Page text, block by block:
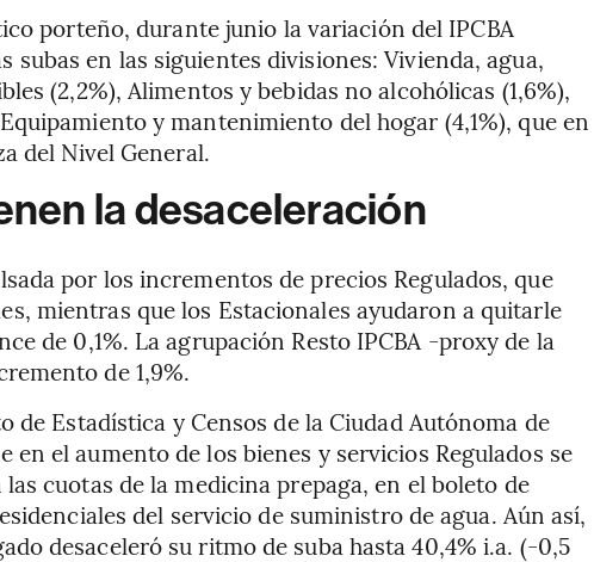
porteño, durante junio la variación del IPCBA
en las siguientes divisiones: Vivienda, agua,
(2,2%), Alimentos y bebidas no alcohólicas (1,6%),
y mantenimiento del hogar (4,1%), que en
del Nivel General.
la desaceleración
por los incrementos de precios Regulados, que
mientras que los Estacionales ayudaron a quitarle
de 0,1%. La agrupación Resto IPCBA -proxy de la
de 1,9%.
Estadística y Censos de la Ciudad Autónoma de
en el aumento de los bienes y servicios Regulados se
cuotas de la medicina prepaga, en el boleto de
del servicio de suministro de agua. Aún así,
desaceleró su ritmo de suba hasta 40,4% i.a. (-0,5